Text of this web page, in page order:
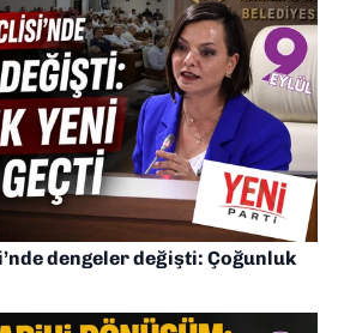
dengeler değişti: Çoğunluk